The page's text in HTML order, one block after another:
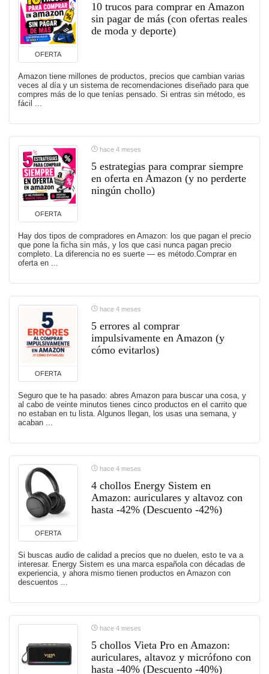
OFERTA
10 trucos para comprar en Amazon
sin pagar de más (con ofertas reales
de moda y deporte)
Amazon tiene millones de productos, precios que cambian varias
veces al día y un sistema de recomendaciones diseñado para que
compres más de lo que tenías pensado. Si entras sin método, es
fácil ...
OFERTA
hace 4 meses
5 estrategias para comprar siempre
en oferta en Amazon (y no perderte
ningún chollo)
Hay dos tipos de compradores en Amazon: los que pagan el precio
que pone la ficha sin más, y los que casi nunca pagan precio
completo. La diferencia no es suerte — es método.Comprar en
oferta en ...
OFERTA
hace 4 meses
5 errores al comprar
impulsivamente en Amazon (y
cómo evitarlos)
Seguro que te ha pasado: abres Amazon para buscar una cosa, y
al cabo de veinte minutos tienes cinco productos en el carrito que
no estaban en tu lista. Algunos llegan, los usas una semana, y
acaban ...
OFERTA
hace 4 meses
4 chollos Energy Sistem en
Amazon: auriculares y altavoz con
hasta -42% (Descuento -42%)
Si buscas audio de calidad a precios que no duelen, esto te va a
interesar. Energy Sistem es una marca española con décadas de
experiencia, y ahora mismo tienen productos en Amazon con
descuentos ...
hace 4 meses
5 chollos Vieta Pro en Amazon:
auriculares, altavoz y micrófono con
hasta -40% (Descuento -40%)